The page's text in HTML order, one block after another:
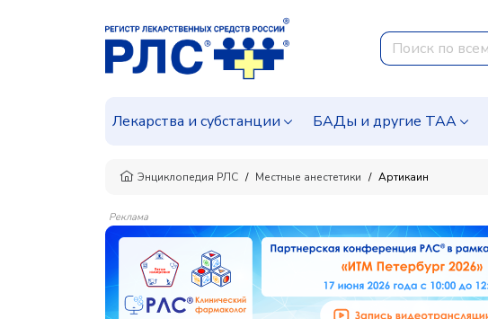
Лекарства и субстанции БАДы и другие ТАА
Энциклопедия РЛС Местные анестетики Артикаин
Реклама